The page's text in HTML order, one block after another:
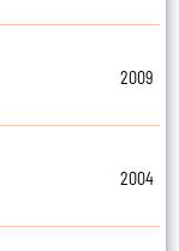
2009
2004